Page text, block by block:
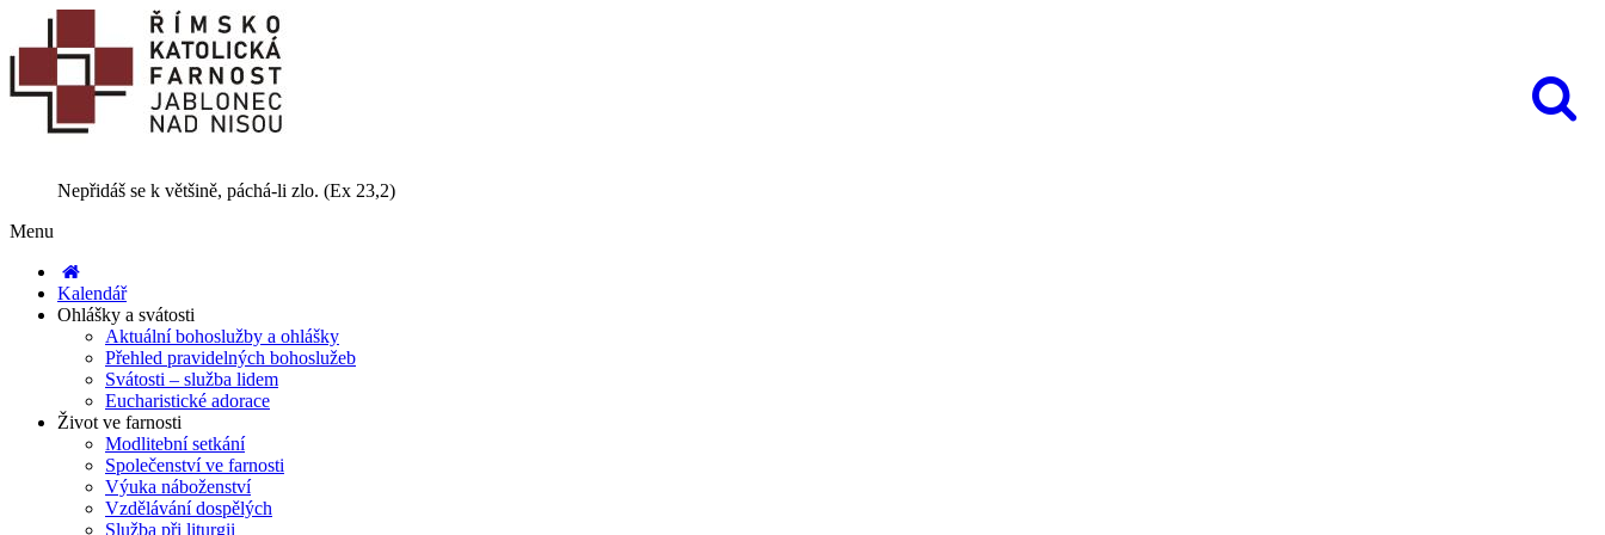
Nepřidáš se k většině, páchá-li zlo. (Ex 23,2)
Menu
Kalendář
Ohlášky a svátosti
Aktuální bohoslužby a ohlášky
Přehled pravidelných bohoslužeb
Svátosti – služba lidem
Eucharistické adorace
Život ve farnosti
Modlitební setkání
Společenství ve farnosti
Výuka náboženství
Vzdělávání dospělých
Služba při liturgii